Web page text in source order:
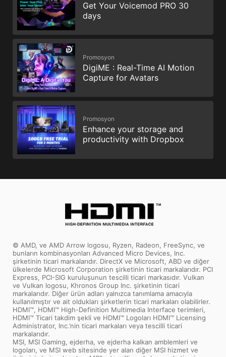
Get Your Voicemod PRO 30
days
Promosyon
DigiME : Real-Time AI Motion
Capture for Avatars
Promosyon
Enhance your storage and
productivity with Dropbox
© AMD, ve AMD Arrow logosu, Ryzen, Radeon, FreeSync, ve
bunların kombinasyonları Advanced Micro Devices, Inc.
şirketinin ticari markalarıdır. DirectX ve Microsoft, ABD ve diğer
ülkelerde Microsoft Corporation şirketinin ticari markalarıdır. PCI
Express, PCI-SIG kuruluşunun tescilli ticari markasıdır. Vulkan
ve Vulkan logosu, Khronos Group Inc. şirketinin ticari
markalarıdır. Diğer ürün adları yalnızca tanımlama amacıyla
kullanılmıştır ve ait oldukları şirketlerin ticari markaları olabilirler.
HDMI™, HDMI™ High-Definition Multimedia Interface terimleri,
HDMI™ Ticari takdim şekli ve HDMI™ Logoları HDMI™ Licensing
Administrator, Inc.’nin ticari markaları veya tescilli ticari
markalarıdır.
MSI, MSI Gaming, ejderha, ve ejderha kalkan amblemleri ve
logoları, ve MSI web sitesinde yer alan diğer MSI hizmet ve